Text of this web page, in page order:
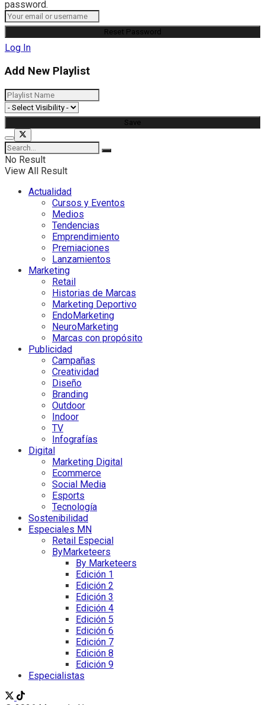
password.
Log In
Add New Playlist
No Result
View All Result
Actualidad
Cursos y Eventos
Medios
Tendencias
Emprendimiento
Premiaciones
Lanzamientos
Marketing
Retail
Historias de Marcas
Marketing Deportivo
EndoMarketing
NeuroMarketing
Marcas con propósito
Publicidad
Campañas
Creatividad
Diseño
Branding
Outdoor
Indoor
TV
Infografías
Digital
Marketing Digital
Ecommerce
Social Media
Esports
Tecnología
Sostenibilidad
Especiales MN
Retail Especial
ByMarketeers
By Marketeers
Edición 1
Edición 2
Edición 3
Edición 4
Edición 5
Edición 6
Edición 7
Edición 8
Edición 9
Especialistas